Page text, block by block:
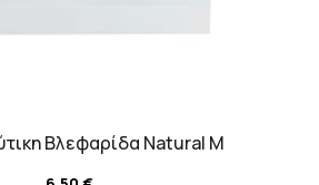
Βλεφαρίδα Natural M